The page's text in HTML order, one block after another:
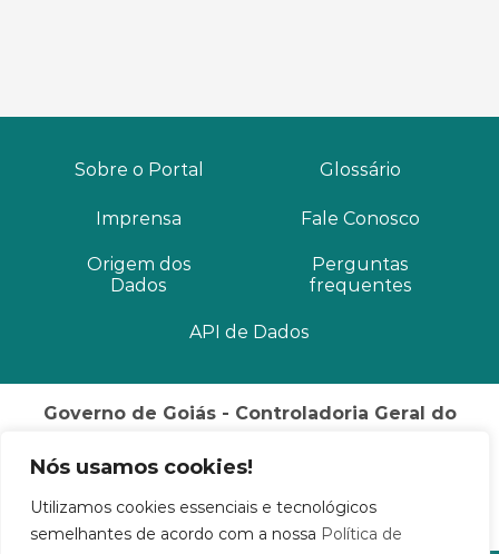
Nós usamos cookies!
Utilizamos cookies essenciais e tecnológicos
semelhantes de acordo com a nossa Política de
Sobre o Portal Glossário
Imprensa Fale Conosco
Origem dos
Dados
Perguntas
frequentes
API de Dados
Governo de Goiás - Controladoria Geral do
Palácio Pedro Ludovico Teixeira Rua 82, Nº 400, 3º
Setor Sul Goiânia / GO CEP: 74015-908